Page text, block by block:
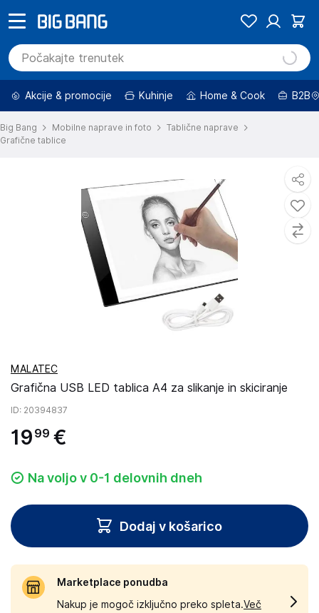
Akcije & promocije Kuhinje Home & Cook B2B
Big Bang Mobilne naprave in foto
Tablične naprave
Grafične tablice
MALATEC
Grafična USB LED tablica A4 za slikanje in skiciranje
ID: 20394837
19 99 €
Na voljo v 0-1 delovnih dneh
Dodaj v košarico
Marketplace ponudba
Nakup je mogoč izključno preko spleta.Več